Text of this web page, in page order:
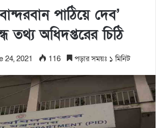
পাঠিয়ে দেব’
তথ্য অধিদপ্তরের চিঠি
24, 2021 116 পড়ার সময়ঃ ১ মিনিট